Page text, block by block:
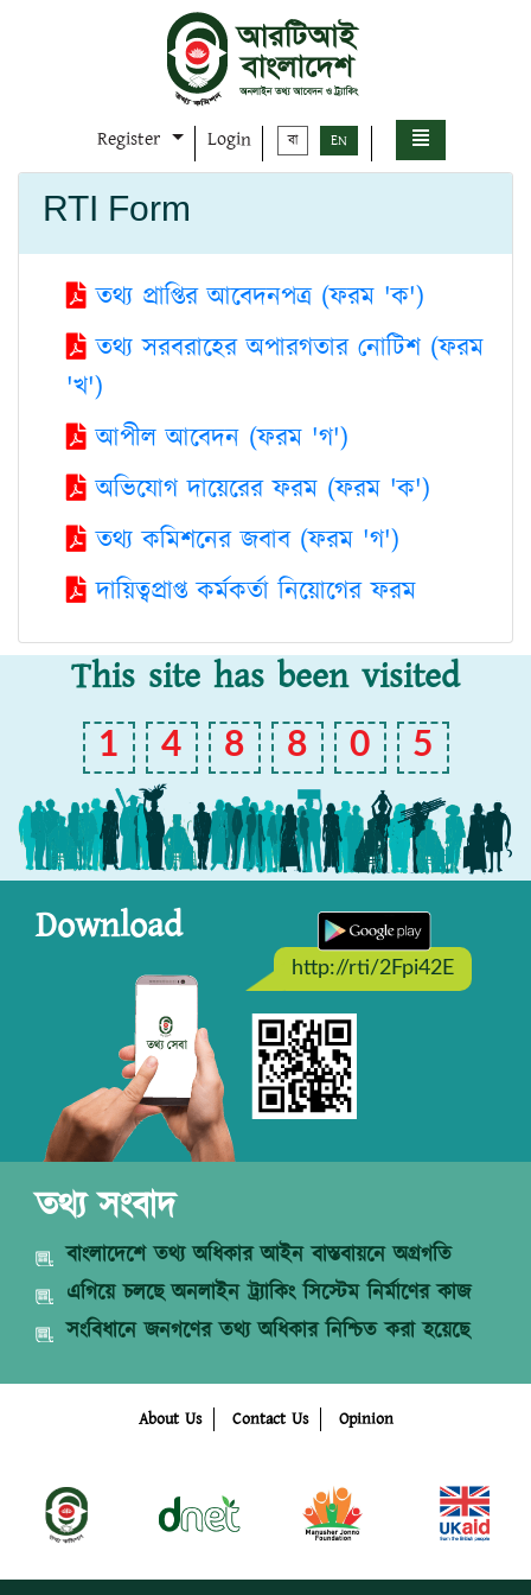
Register Login বা EN
RTI Form
তথ্য প্রাপ্তির আবেদনপত্র (ফরম 'ক')
তথ্য সরবরাহের অপারগতার নোটিশ (ফরম
'খ')
আপীল আবেদন (ফরম 'গ')
অভিযোগ দায়েরের ফরম (ফরম 'ক')
তথ্য কমিশনের জবাব (ফরম 'গ')
দায়িত্বপ্রাপ্ত কর্মকর্তা নিয়োগের ফরম
This site has been visited
1 4 8 8 0 5
Download
http://rti/2Fpi42E
তথ্য সংবাদ
বাংলাদেশে তথ্য অধিকার আইন বাস্তবায়নে অগ্রগতি
এগিয়ে চলছে অনলাইন ট্র্যাকিং সিস্টেম নির্মাণের কাজ
সংবিধানে জনগণের তথ্য অধিকার নিশ্চিত করা হয়েছে
About Us Contact Us Opinion